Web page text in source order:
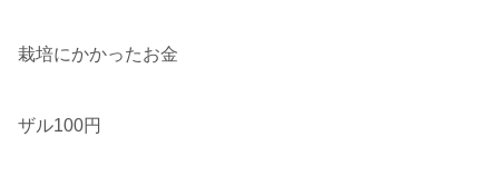
栽培にかかったお金
ザル100円